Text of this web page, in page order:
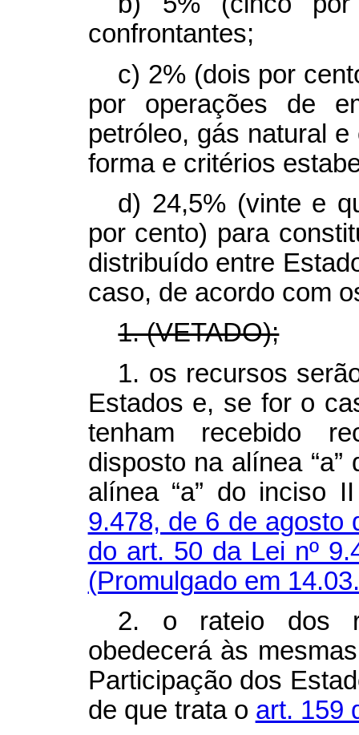
confrontantes;
c) 2% (dois por
por operações de
petróleo, gás natural
forma e critérios
d) 24,5% (vinte e
por cento) para
distribuído entre
caso, de acordo com
1. (VETADO);
1. os recursos
Estados e, se for o
tenham recebido
disposto na alínea
alínea “a” do inciso
9.478, de 6 de agosto
do art. 50 da Lei nº
(Promulgado em
2. o rateio dos
obedecerá às
Participação dos
de que trata o art. 159